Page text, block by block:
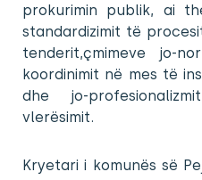
prokurimin publik, ai
standardizimit të
tenderit,çmimeve jo-
koordinimit në mes të
dhe jo-
vlerësimit.
Kryetari i komunës së